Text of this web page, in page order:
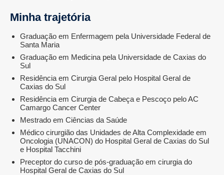
Minha trajetória
Graduação em Enfermagem pela Universidade Federal de
Santa Maria
Graduação em Medicina pela Universidade de Caxias do
Sul
Residência em Cirurgia Geral pelo Hospital Geral de
Caxias do Sul
Residência em Cirurgia de Cabeça e Pescoço pelo AC
Camargo Cancer Center
Mestrado em Ciências da Saúde
Médico cirurgião das Unidades de Alta Complexidade em
Oncologia (UNACON) do Hospital Geral de Caxias do Sul
e Hospital Tacchini
Preceptor do curso de pós-graduação em cirurgia do
Hospital Geral de Caxias do Sul